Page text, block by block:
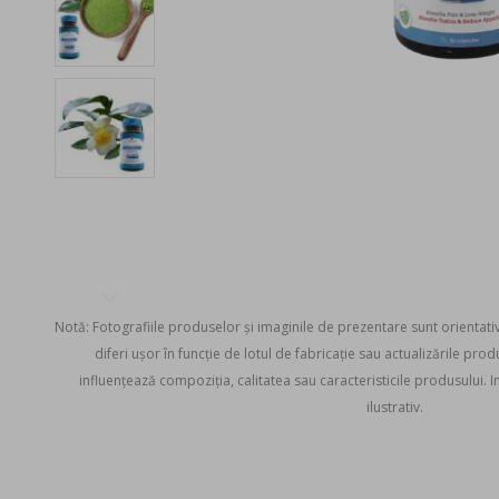
Notă: Fotografiile produselor și imaginile de prezentare sunt
diferi ușor în funcție de lotul de fabricație sau actualizările
influențează compoziția, calitatea sau caracteristicile produsului.
ilustrativ.